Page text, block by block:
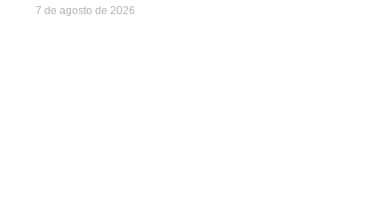
7 de agosto de 2026